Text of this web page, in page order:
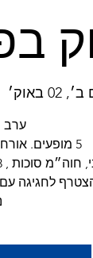
02 באוק׳
לחגיגה